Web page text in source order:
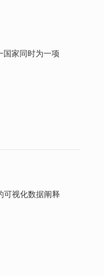
国家同时为一项
可视化数据阐释